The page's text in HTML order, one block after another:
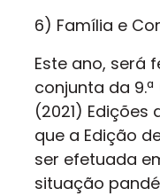
6) Família e
Este ano, será
conjunta da 9.ª
(2021) Edições
que a Edição
ser efetuada
situação